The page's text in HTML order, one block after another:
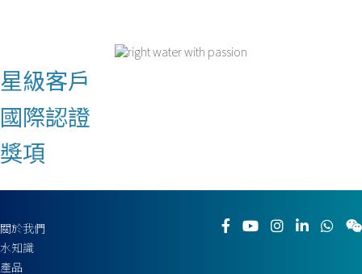
星級客戶
國際認證
獎項
關於我們
水知識
產品